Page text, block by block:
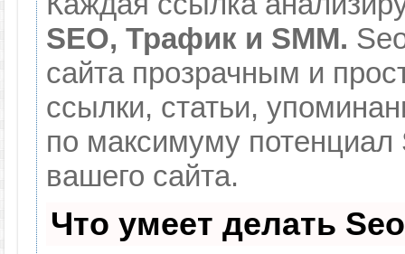
SEO, Трафик и SMM.
сайта прозрачным и
ссылки, статьи,
по максимуму
вашего сайта.
Что умеет делать